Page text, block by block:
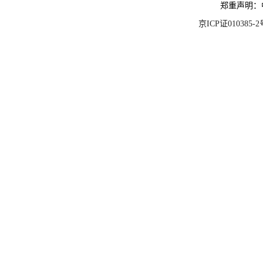
郑重声明
京ICP证010385-2